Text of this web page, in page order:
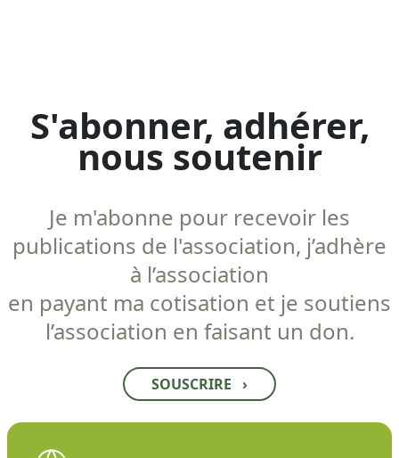
S'abonner, adhérer,
nous soutenir
Je m'abonne pour recevoir les
publications de l'association, j’adhère
à l’association
en payant ma cotisation et je soutiens
l’association en faisant un don.
SOUSCRIRE ›